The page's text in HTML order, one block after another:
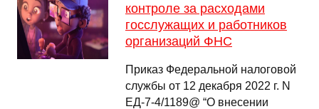
контроле за расходами
госслужащих и работников
организаций ФНС
Приказ Федеральной налоговой
службы от 12 декабря 2022 г. N
ЕД-7-4/1189@ “О внесении